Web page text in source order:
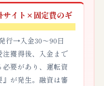
イト×固定費のギ
行→入金30〜90日
獲得後、入金まで
要があり、運転資
が発生。融資は審